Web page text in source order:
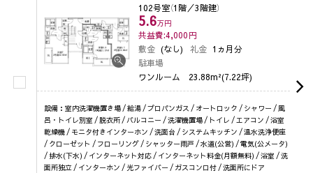
102号室（1階／3階建）
5.6万円
共益費:4,000円
敷金 (なし) 礼金 1ヵ月分
駐車場
ワンルーム 23.88m²(7.22坪)
設備：室内洗濯機置き場 / 給湯 / プロパンガス / オートロック / シャワー / 風
呂・トイレ別室 / 脱衣所 / バルコニー / 洗濯機置場 / トイレ / エアコン / 浴室
乾燥機 / モニタ付きインターホン / 洗面台 / システムキッチン / 温水洗浄便座
/ クローゼット / フローリング / シャッター雨戸 / 水道(公営) / 電気(公メータ)
/ 排水(下水) / インターネット対応 / インターネット料金(月額無料) / 浴室 / 洗
面所独立 / インターホン / 光ファイバー / ガスコンロ付 / 洗面所にドア